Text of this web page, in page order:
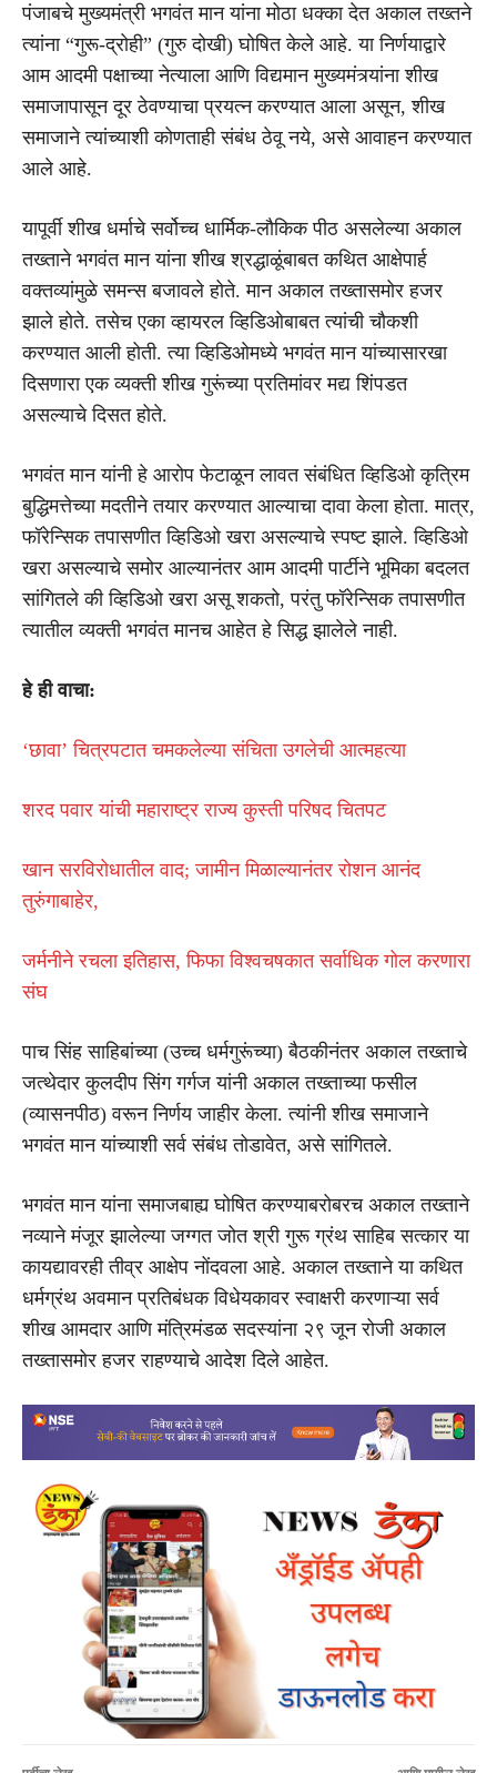
पंजाबचे मुख्यमंत्री भगवंत मान यांना मोठा धक्का देत अकाल तख्तने
त्यांना “गुरू-द्रोही” (गुरु दोखी) घोषित केले आहे. या निर्णयाद्वारे
आम आदमी पक्षाच्या नेत्याला आणि विद्यमान मुख्यमंत्र्यांना शीख
समाजापासून दूर ठेवण्याचा प्रयत्न करण्यात आला असून, शीख
समाजाने त्यांच्याशी कोणताही संबंध ठेवू नये, असे आवाहन करण्यात
आले आहे.
यापूर्वी शीख धर्माचे सर्वोच्च धार्मिक-लौकिक पीठ असलेल्या अकाल
तख्ताने भगवंत मान यांना शीख श्रद्धाळूंबाबत कथित आक्षेपार्ह
वक्तव्यांमुळे समन्स बजावले होते. मान अकाल तख्तासमोर हजर
झाले होते. तसेच एका व्हायरल व्हिडिओबाबत त्यांची चौकशी
करण्यात आली होती. त्या व्हिडिओमध्ये भगवंत मान यांच्यासारखा
दिसणारा एक व्यक्ती शीख गुरूंच्या प्रतिमांवर मद्य शिंपडत
असल्याचे दिसत होते.
भगवंत मान यांनी हे आरोप फेटाळून लावत संबंधित व्हिडिओ कृत्रिम
बुद्धिमत्तेच्या मदतीने तयार करण्यात आल्याचा दावा केला होता. मात्र,
फॉरेन्सिक तपासणीत व्हिडिओ खरा असल्याचे स्पष्ट झाले. व्हिडिओ
खरा असल्याचे समोर आल्यानंतर आम आदमी पार्टीने भूमिका बदलत
सांगितले की व्हिडिओ खरा असू शकतो, परंतु फॉरेन्सिक तपासणीत
त्यातील व्यक्ती भगवंत मानच आहेत हे सिद्ध झालेले नाही.
हे ही वाचा:
‘छावा’ चित्रपटात चमकलेल्या संचिता उगलेची आत्महत्या
शरद पवार यांची महाराष्ट्र राज्य कुस्ती परिषद चितपट
खान सरविरोधातील वाद; जामीन मिळाल्यानंतर रोशन आनंद
तुरुंगाबाहेर,
जर्मनीने रचला इतिहास, फिफा विश्वचषकात सर्वाधिक गोल करणारा
संघ
पाच सिंह साहिबांच्या (उच्च धर्मगुरूंच्या) बैठकीनंतर अकाल तख्ताचे
जत्थेदार कुलदीप सिंग गर्गज यांनी अकाल तख्ताच्या फसील
(व्यासनपीठ) वरून निर्णय जाहीर केला. त्यांनी शीख समाजाने
भगवंत मान यांच्याशी सर्व संबंध तोडावेत, असे सांगितले.
भगवंत मान यांना समाजबाह्य घोषित करण्याबरोबरच अकाल तख्ताने
नव्याने मंजूर झालेल्या जग्गत जोत श्री गुरू ग्रंथ साहिब सत्कार या
कायद्यावरही तीव्र आक्षेप नोंदवला आहे. अकाल तख्ताने या कथित
धर्मग्रंथ अवमान प्रतिबंधक विधेयकावर स्वाक्षरी करणाऱ्या सर्व
शीख आमदार आणि मंत्रिमंडळ सदस्यांना २९ जून रोजी अकाल
तख्तासमोर हजर राहण्याचे आदेश दिले आहेत.